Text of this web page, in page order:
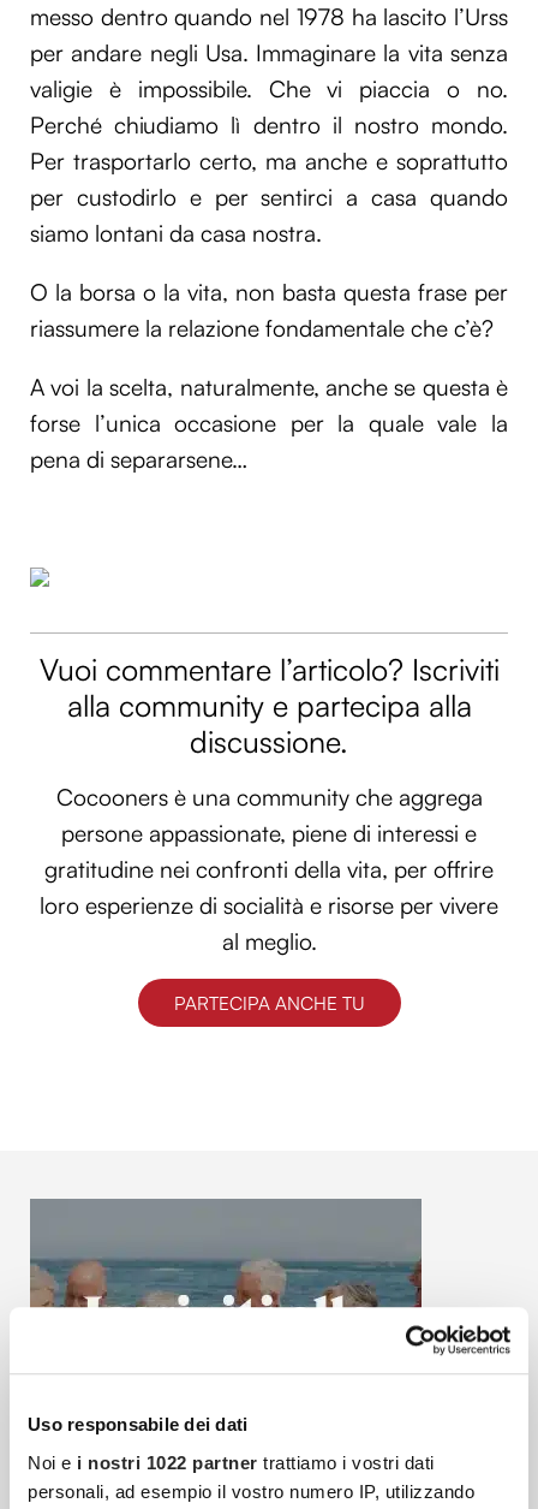
Uso responsabile dei dati
Noi e i nostri 1022 partner trattiamo i vostri dati
personali, ad esempio il vostro numero IP, utilizzando
messo dentro quando nel 1978 ha lascito l’Urss
per andare negli Usa. Immaginare la vita senza
valigie è impossibile. Che vi piaccia o no.
Perché chiudiamo lì dentro il nostro mondo.
Per trasportarlo certo, ma anche e soprattutto
per custodirlo e per sentirci a casa quando
siamo lontani da casa nostra.
O la borsa o la vita, non basta questa frase per
riassumere la relazione fondamentale che c’è?
A voi la scelta, naturalmente, anche se questa è
forse l’unica occasione per la quale vale la
pena di separarsene…
Vuoi commentare l’articolo? Iscriviti
alla community e partecipa alla
discussione.
Cocooners è una community che aggrega
persone appassionate, piene di interessi e
gratitudine nei confronti della vita, per offrire
loro esperienze di socialità e risorse per vivere
al meglio.
PARTECIPA ANCHE TU